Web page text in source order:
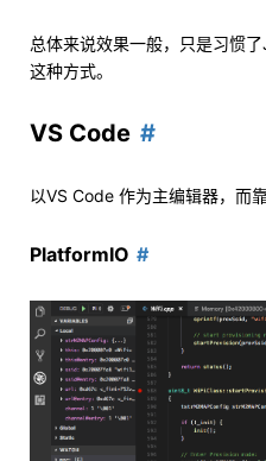
总体来说效果一般，只是习惯
这种方式。
VS Code
以VS Code 作为主编辑器，而
PlatformIO